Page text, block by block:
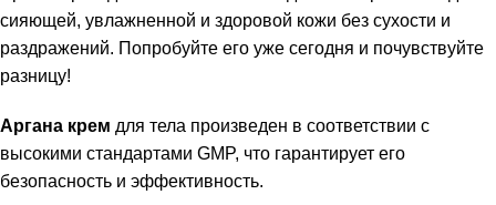
сияющей, увлажненной и здоровой кожи без сухости и
раздражений. Попробуйте его уже сегодня и почувствуйте
разницу!
Аргана крем для тела произведен в соответствии с
высокими стандартами GMP, что гарантирует его
безопасность и эффективность.